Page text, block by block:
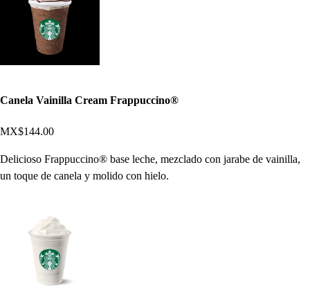
Canela Vainilla Cream Frappuccino®
MX$144.00
Delicioso Frappuccino® base leche, mezclado con jarabe de vainilla,
un toque de canela y molido con hielo.